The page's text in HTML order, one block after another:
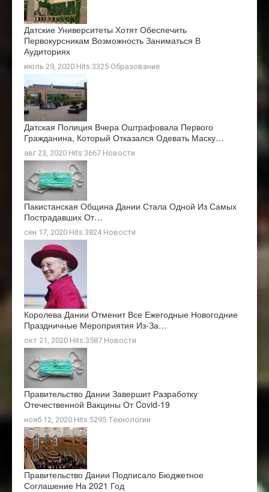
Датские Университеты Хотят Обеспечить
Первокурсникам Возможность Заниматься В
Аудиториях
июль 29, 2020 Hits:3325 Образование
Датская Полиция Вчера Оштрафовала Первого
Гражданина, Который Отказался Одевать Маску…
авг 23, 2020 Hits:3667 Новости
Пакистанская Община Дании Стала Одной Из Самых
Пострадавших От…
сен 17, 2020 Hits:3824 Новости
Королева Дании Отменит Все Ежегодные Новогодние
Праздничные Мероприятия Из-За…
окт 21, 2020 Hits:3587 Новости
Правительство Дании Завершит Разработку
Отечественной Вакцины От Covid-19
нояб 12, 2020 Hits:5295 Технологии
Правительство Дании Подписало Бюджетное
Соглашение На 2021 Год